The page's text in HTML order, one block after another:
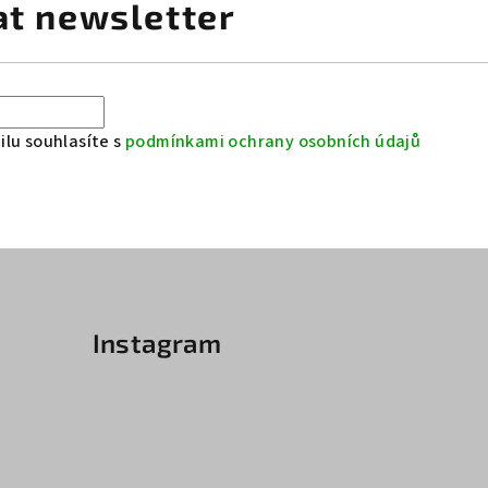
newsletter
souhlasíte s podmínkami ochrany osobních údajů
Instagram